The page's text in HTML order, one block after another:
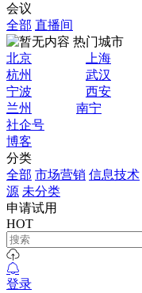
会议
全部 直播间
热门城市
北京
上海
杭州
武汉
宁波
西安
兰州
南宁
社企号
博客
分类
全部 市场营销 信息技术
源 未分类
申请试用
HOT
登录